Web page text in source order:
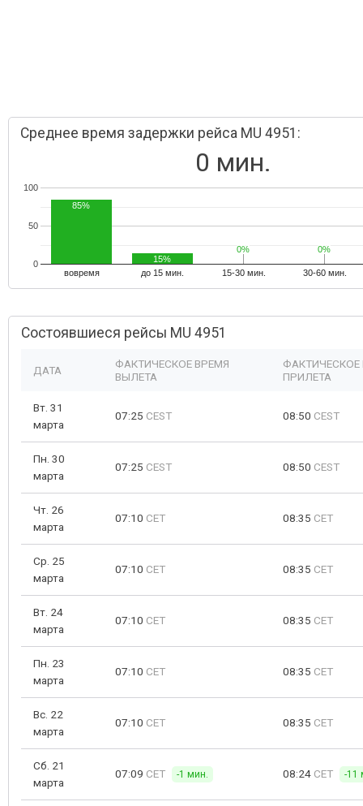
Среднее время задержки рейса MU 4951:
0 мин.
вовремя до 15 мин. 15-30 мин. 30-60 мин.
0
50
100
85%
15%
0%
0% 0%
0%
Состоявшиеся рейсы MU 4951
ДАТА
ФАКТИЧЕСКОЕ ВРЕМЯ
ВЫЛЕТА
ФАКТИЧЕСКОЕ
ПРИЛЕТА
Вт. 31
марта
07:25 CEST 08:50 CEST
Пн. 30
марта
07:25 CEST 08:50 CEST
Чт. 26
марта
07:10 CET 08:35 CET
Ср. 25
марта
07:10 CET 08:35 CET
Вт. 24
марта
07:10 CET 08:35 CET
Пн. 23
марта
07:10 CET 08:35 CET
Вс. 22
марта
07:10 CET 08:35 CET
Сб. 21
марта
07:09 CET -1 мин. 08:24 CET -11